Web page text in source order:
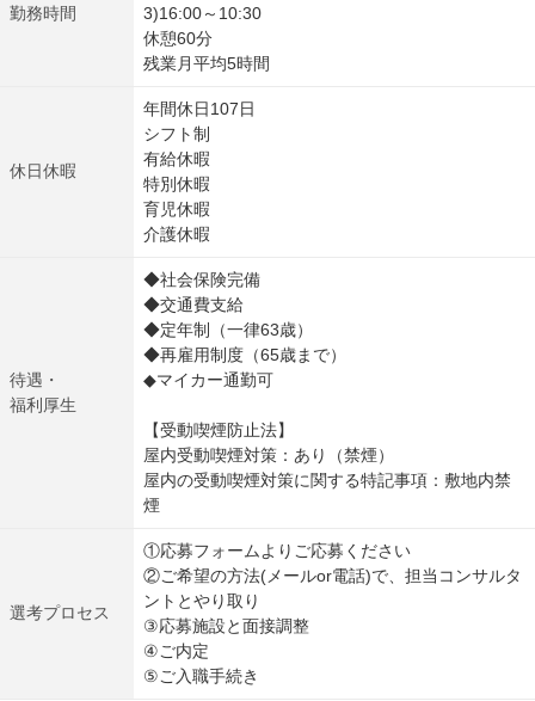
勤務時間
3)16:00～10:30
休憩60分
残業月平均5時間
休日休暇
年間休日107日
シフト制
有給休暇
特別休暇
育児休暇
介護休暇
待遇・
福利厚生
◆社会保険完備
◆交通費支給
◆定年制（一律63歳）
◆再雇用制度（65歳まで）
◆マイカー通勤可
【受動喫煙防止法】
屋内受動喫煙対策：あり（禁煙）
屋内の受動喫煙対策に関する特記事項：敷地内禁
煙
選考プロセス
①応募フォームよりご応募ください
②ご希望の方法(メールor電話)で、担当コンサルタ
ントとやり取り
③応募施設と面接調整
④ご内定
⑤ご入職手続き